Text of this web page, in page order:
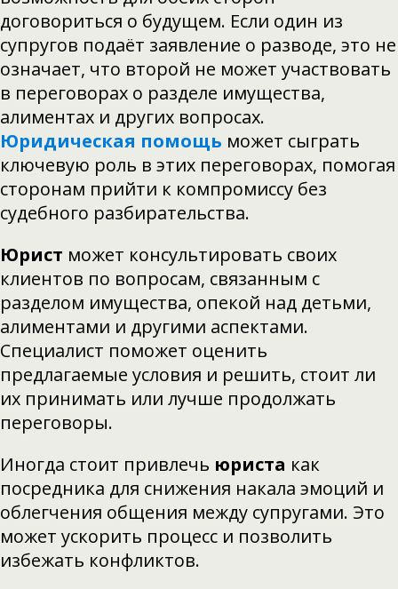
договориться о будущем. Если один из
супругов подаёт заявление о разводе, это не
означает, что второй не может участвовать
в переговорах о разделе имущества,
алиментах и других вопросах.
Юридическая помощь может сыграть
ключевую роль в этих переговорах, помогая
сторонам прийти к компромиссу без
судебного разбирательства.
Юрист может консультировать своих
клиентов по вопросам, связанным с
разделом имущества, опекой над детьми,
алиментами и другими аспектами.
Специалист поможет оценить
предлагаемые условия и решить, стоит ли
их принимать или лучше продолжать
переговоры.
Иногда стоит привлечь юриста как
посредника для снижения накала эмоций и
облегчения общения между супругами. Это
может ускорить процесс и позволить
избежать конфликтов.